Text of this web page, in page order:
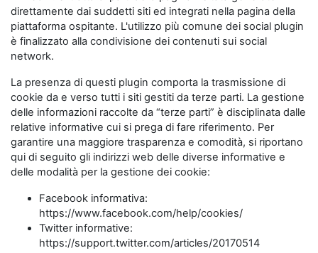
direttamente dai suddetti siti ed integrati nella pagina della
piattaforma ospitante. L'utilizzo più comune dei social plugin
è finalizzato alla condivisione dei contenuti sui social
network.
La presenza di questi plugin comporta la trasmissione di
cookie da e verso tutti i siti gestiti da terze parti. La gestione
delle informazioni raccolte da “terze parti” è disciplinata dalle
relative informative cui si prega di fare riferimento. Per
garantire una maggiore trasparenza e comodità, si riportano
qui di seguito gli indirizzi web delle diverse informative e
delle modalità per la gestione dei cookie:
Facebook informativa:
https://www.facebook.com/help/cookies/
Twitter informative:
https://support.twitter.com/articles/20170514